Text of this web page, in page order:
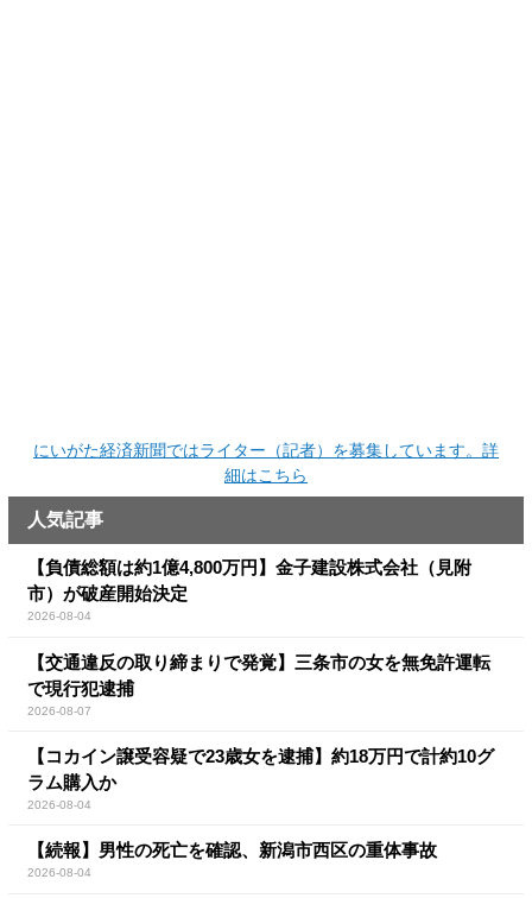
にいがた経済新聞ではライター（記者）を募集しています。詳
細はこちら
人気記事
【負債総額は約1億4,800万円】金子建設株式会社（見附
市）が破産開始決定
2026-08-04
【交通違反の取り締まりで発覚】三条市の女を無免許運転
で現行犯逮捕
2026-08-07
【コカイン譲受容疑で23歳女を逮捕】約18万円で計約10グ
ラム購入か
2026-08-04
【続報】男性の死亡を確認、新潟市西区の重体事故
2026-08-04